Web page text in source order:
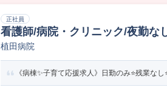
正社員
看護師/病院・クリニック/夜勤な
植田病院
《病棟✨子育て応援求人》日勤のみ⭐残業な